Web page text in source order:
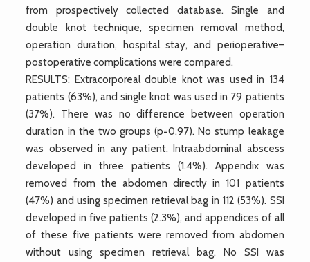
from prospectively collected database. Single and
double knot technique, specimen removal method,
operation duration, hospital stay, and perioperative–
postoperative complications were compared.
RESULTS: Extracorporeal double knot was used in 134
patients (63%), and single knot was used in 79 patients
(37%). There was no difference between operation
duration in the two groups (p=0.97). No stump leakage
was observed in any patient. Intraabdominal abscess
developed in three patients (1.4%). Appendix was
removed from the abdomen directly in 101 patients
(47%) and using specimen retrieval bag in 112 (53%). SSI
developed in five patients (2.3%), and appendices of all
of these five patients were removed from abdomen
without using specimen retrieval bag. No SSI was